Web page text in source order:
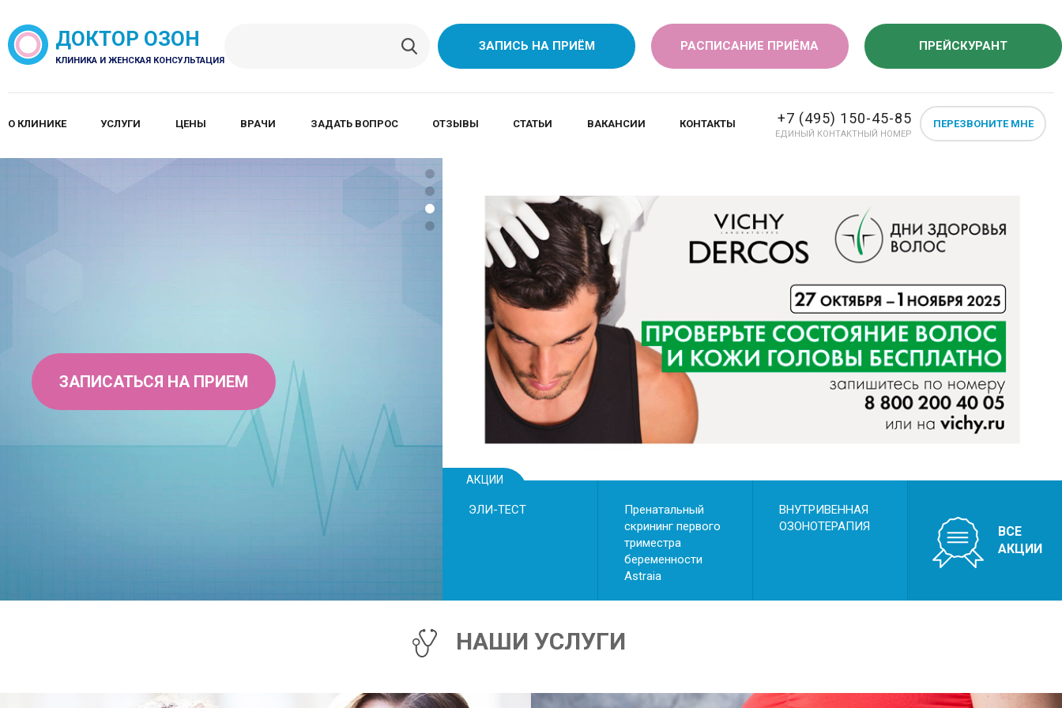
ДОКТОР ОЗОН
КЛИНИКА И ЖЕНСКАЯ КОНСУЛЬТАЦИЯ
ЗАПИСЬ НА ПРИЁМ РАСПИСАНИЕ ПРИЁМА ПРЕЙСКУРАНТ
О КЛИНИКЕ УСЛУГИ ЦЕНЫ ВРАЧИ ЗАДАТЬ ВОПРОС ОТЗЫВЫ СТАТЬИ ВАКАНСИИ КОНТАКТЫ +7 (495) 150-45-85
ЕДИНЫЙ КОНТАКТНЫЙ НОМЕР
ПЕРЕЗВОНИТЕ МНЕ
ЗАПИСАТЬСЯ НА ПРИЕМ
АКЦИИ
ЭЛИ-ТЕСТ
Пренатальный
скрининг первого
триместра
беременности
Astraiа
ВНУТРИВЕННАЯ
ОЗОНОТЕРАПИЯ
ВСЕ
АКЦИИ
НАШИ УСЛУГИ